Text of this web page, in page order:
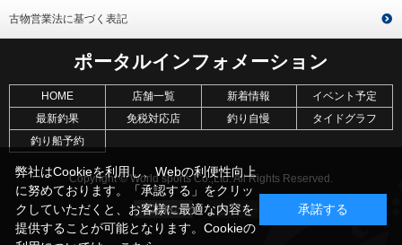
古物営業法に基づく表記
ポータルインフォメーション
HOME 店舗一覧 新着情報
イベント予定
最新釣果
免税対応店 釣り自慢
タイドグラフ
釣り船予約
Copyright © World sports Co.,Ltd. All Rights Reserved.
弊社はCookieを利用し、Webの利便性向上
に努めております。「承認する」をクリッ
クしていただくと、お客様に最適な内容を
提供することが可能となります。Cookieの
承諾する